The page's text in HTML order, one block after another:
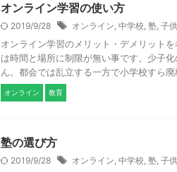
オンライン学習の使い方
2019/9/28 オンライン, 中学校, 塾, 子供
オンライン学習のメリット・デメリット
は時間と場所に制限が無い事です。少子
ん。都会では乱立する一方で小学校すら
オンライン 教育
塾の選び方
2019/9/28 オンライン, 中学校, 塾, 子供